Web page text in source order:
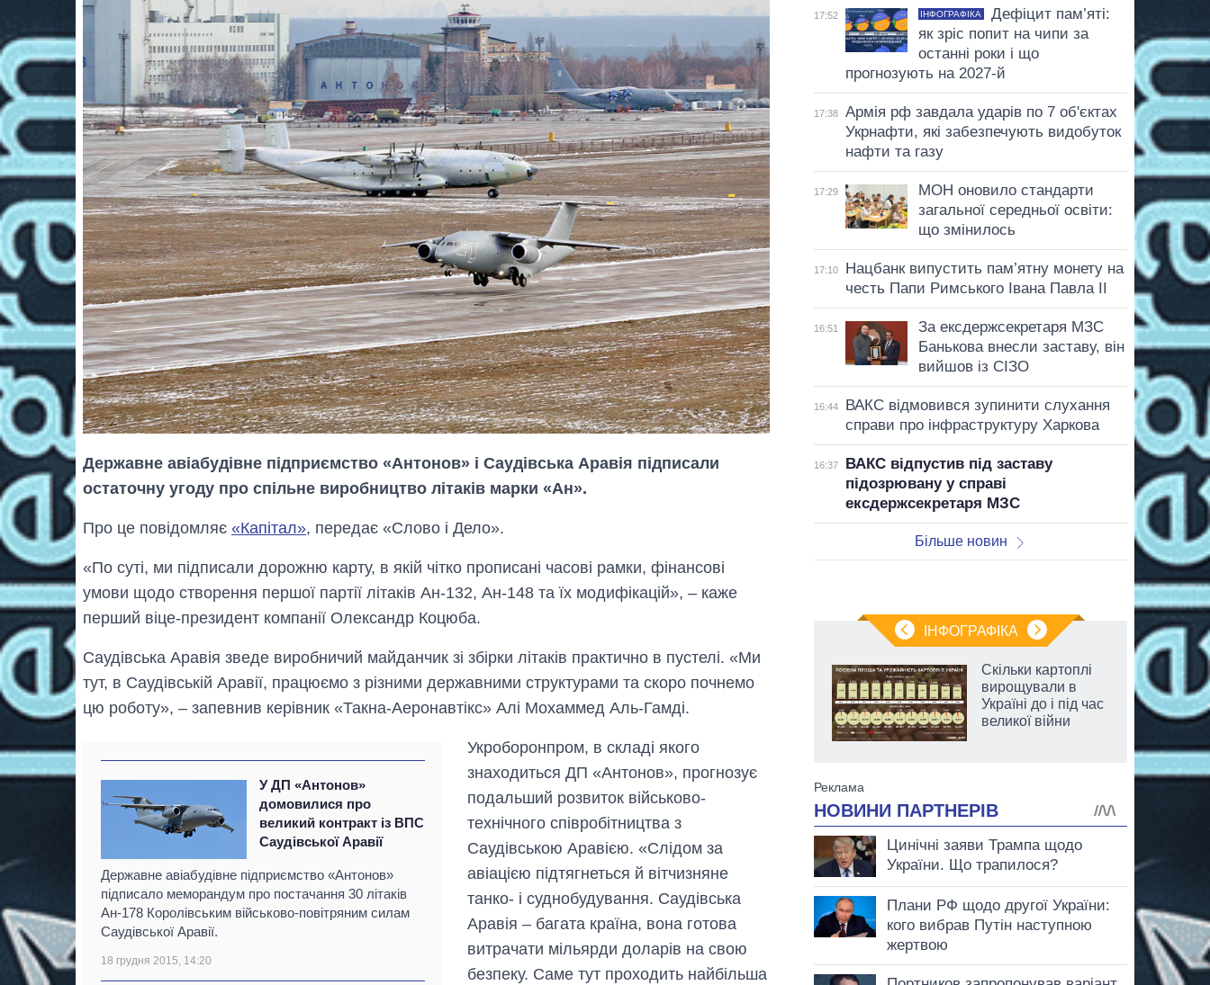
Державне авіабудівне підприємство «Антонов» і Саудівська Аравія підписали
остаточну угоду про спільне виробництво літаків марки «Ан».
Про це повідомляє «Капітал», передає «Слово і Дело».
«По суті, ми підписали дорожню карту, в якій чітко прописані часові рамки, фінансові
умови щодо створення першої партії літаків Ан-132, Ан-148 та їх модифікацій», – каже
перший віце-президент компанії Олександр Коцюба.
Саудівська Аравія зведе виробничий майданчик зі збірки літаків практично в пустелі. «Ми
тут, в Саудівській Аравії, працюємо з різними державними структурами та скоро почнемо
цю роботу», – запевнив керівник «Такна-Аеронавтікс» Алі Мохаммед Аль-Гамді.
У ДП «Антонов»
домовилися про
великий контракт із ВПС
Саудівської Аравії
Державне авіабудівне підприємство «Антонов»
підписало меморандум про постачання 30 літаків
Ан-178 Королівським військово-повітряним силам
Саудівської Аравії.
18 грудня 2015, 14:20
Укроборонпром, в складі якого
знаходиться ДП «Антонов», прогнозує
подальший розвиток військово-
технічного співробітництва з
Саудівською Аравією. «Слідом за
авіацією підтягнеться й вітчизняне
танко- і суднобудування. Саудівська
Аравія – багата країна, вона готова
витрачати мільярди доларів на свою
безпеку. Саме тут проходить найбільша
17:52 ІНФОГРАФІКА
Дефіцит пам’яті:
як зріс попит на чипи за
останні роки і що
прогнозують на 2027-й
17:38
Армія рф завдала ударів по 7 об'єктах
Укрнафти, які забезпечують видобуток
нафти та газу
17:29
МОН оновило стандарти
загальної середньої освіти:
що змінилось
17:10
Нацбанк випустить пам’ятну монету на
честь Папи Римського Івана Павла II
16:51
За ексдержсекретаря МЗС
Банькова внесли заставу, він
вийшов із СІЗО
16:44
ВАКС відмовився зупинити слухання
справи про інфраструктуру Харкова
16:37
ВАКС відпустив під заставу
підозрювану у справі
ексдержсекретаря МЗС
Більше новин
ІНФОГРАФІКА
Вісім масованих
ударів по Україні
за літо: Київ та
область стали
рф
Скільки картоплі
вирощували в
Україні до і під час
великої війни